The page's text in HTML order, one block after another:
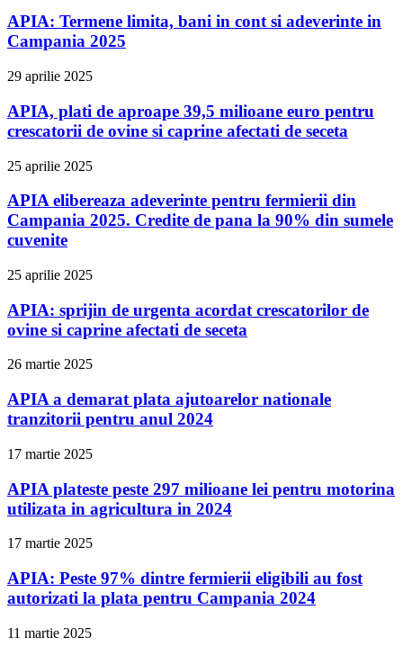
APIA: Termene limita, bani in cont si adeverinte in
Campania 2025
29 aprilie 2025
APIA, plati de aproape 39,5 milioane euro pentru
crescatorii de ovine si caprine afectati de seceta
25 aprilie 2025
APIA elibereaza adeverinte pentru fermierii din
Campania 2025. Credite de pana la 90% din sumele
cuvenite
25 aprilie 2025
APIA: sprijin de urgenta acordat crescatorilor de
ovine si caprine afectati de seceta
26 martie 2025
APIA a demarat plata ajutoarelor nationale
tranzitorii pentru anul 2024
17 martie 2025
APIA plateste peste 297 milioane lei pentru motorina
utilizata in agricultura in 2024
17 martie 2025
APIA: Peste 97% dintre fermierii eligibili au fost
autorizati la plata pentru Campania 2024
11 martie 2025